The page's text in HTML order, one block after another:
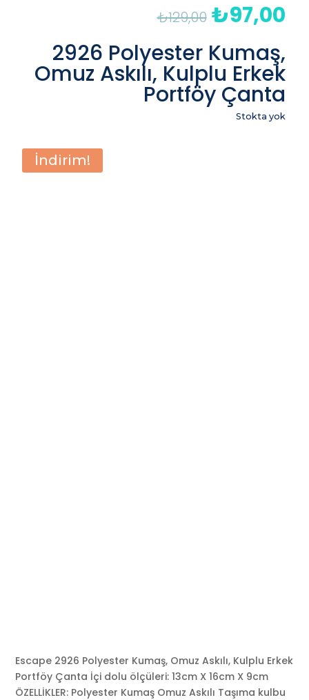
₺129,00 Orijinal
fiyat:
₺129,00.
₺97,00Şu
2926 Polyester Kumaş,
Omuz Askılı, Kulplu Erkek
Portföy Çanta
Stokta yok
İndirim!
Escape 2926 Polyester Kumaş, Omuz Askılı, Kulplu Erkek
Portföy Çanta İçi dolu ölçüleri: 13cm X 16cm X 9cm
ÖZELLİKLER: Polyester Kumaş Omuz Askılı Taşıma kulbu